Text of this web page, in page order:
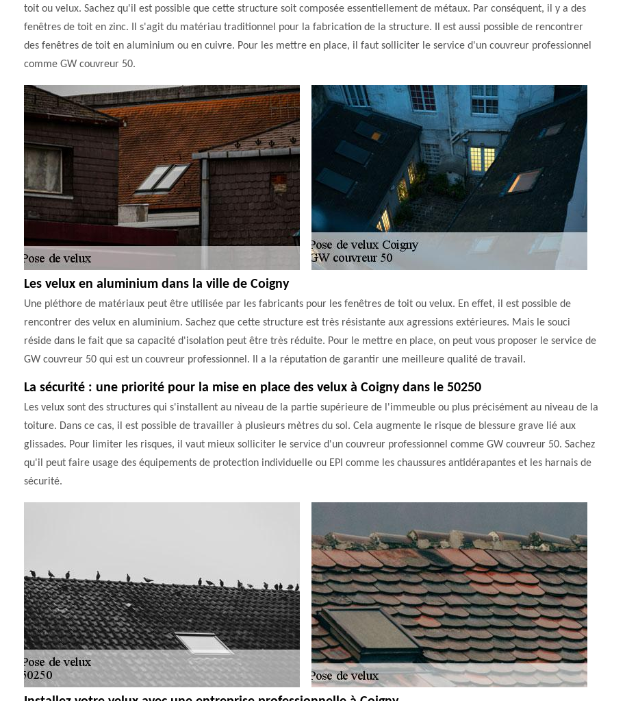
toit ou velux. Sachez qu'il est possible que cette structure soit composée essentiellement de métaux. Par conséquent, il y a des
fenêtres de toit en zinc. Il s'agit du matériau traditionnel pour la fabrication de la structure. Il est aussi possible de rencontrer
des fenêtres de toit en aluminium ou en cuivre. Pour les mettre en place, il faut solliciter le service d'un couvreur professionnel
comme GW couvreur 50.
Les velux en aluminium dans la ville de Coigny
Une pléthore de matériaux peut être utilisée par les fabricants pour les fenêtres de toit ou velux. En effet, il est possible de
rencontrer des velux en aluminium. Sachez que cette structure est très résistante aux agressions extérieures. Mais le souci
réside dans le fait que sa capacité d'isolation peut être très réduite. Pour le mettre en place, on peut vous proposer le service de
GW couvreur 50 qui est un couvreur professionnel. Il a la réputation de garantir une meilleure qualité de travail.
La sécurité : une priorité pour la mise en place des velux à Coigny dans le 50250
Les velux sont des structures qui s'installent au niveau de la partie supérieure de l'immeuble ou plus précisément au niveau de la
toiture. Dans ce cas, il est possible de travailler à plusieurs mètres du sol. Cela augmente le risque de blessure grave lié aux
glissades. Pour limiter les risques, il vaut mieux solliciter le service d'un couvreur professionnel comme GW couvreur 50. Sachez
qu'il peut faire usage des équipements de protection individuelle ou EPI comme les chaussures antidérapantes et les harnais de
sécurité.